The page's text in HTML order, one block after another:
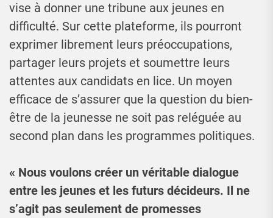
vise à donner une tribune aux jeunes en
difficulté. Sur cette plateforme, ils pourront
exprimer librement leurs préoccupations,
partager leurs projets et soumettre leurs
attentes aux candidats en lice. Un moyen
efficace de s’assurer que la question du bien-
être de la jeunesse ne soit pas reléguée au
second plan dans les programmes politiques.
« Nous voulons créer un véritable dialogue
entre les jeunes et les futurs décideurs. Il ne
s’agit pas seulement de promesses